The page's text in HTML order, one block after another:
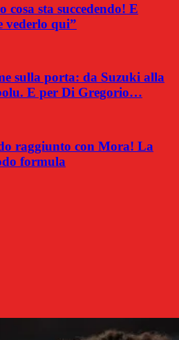
cosa sta succedendo! E
vederlo qui”
sulla porta: da Suzuki alla
E per Di Gregorio…
raggiunto con Mora! La
formula